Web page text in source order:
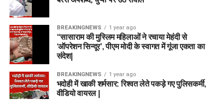
BREAKINGNEWS 1 year ago
“सासाराम की मुस्लिम महिलाओं ने रचाया मेहंदी से
‘ऑपरेशन सिन्दूर’, पीएम मोदी के स्वागत में गूंजा एकता का
संदेश|
BREAKINGNEWS 1 year ago
भदोही में खाकी शर्मसार: रिश्वत लेते पकड़े गए पुलिसकर्मी,
वीडियो वायरल |